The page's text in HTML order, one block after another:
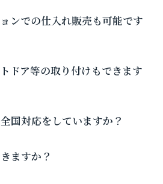
ンでの仕入れ販売も可能です
ドア等の取り付けもできます
国対応をしていますか？
ますか？